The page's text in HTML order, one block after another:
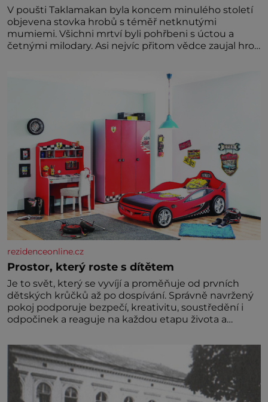
V poušti Taklamakan byla koncem minulého století
objevena stovka hrobů s téměř netknutými
mumiemi. Všichni mrtví byli pohřbeni s úctou a
četnými milodary. Asi nejvíc přitom vědce zaujal hrob
dávných lidí nesmírně dobře zachovalá, přičítají
odborníci zdejším klimatickým podmínkám. Sucho,
rezidenceonline.cz
Prostor, který roste s dítětem
Je to svět, který se vyvíjí a proměňuje od prvních
dětských krůčků až po dospívání. Správně navržený
pokoj podporuje bezpečí, kreativitu, soustředění i
odpočinek a reaguje na každou etapu života a
jednoduchost, měkkost a bezpečí, proto by pokoj
miminka měl působit především klidně a útulně.
Předškolní věk je